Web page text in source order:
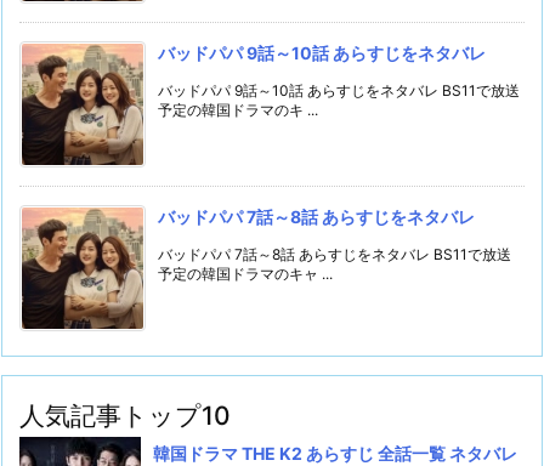
バッドパパ 9話～10話 あらすじをネタバレ
バッドパパ 9話～10話 あらすじをネタバレ BS11で放送
予定の韓国ドラマのキ ...
バッドパパ 7話～8話 あらすじをネタバレ
バッドパパ 7話～8話 あらすじをネタバレ BS11で放送
予定の韓国ドラマのキャ ...
人気記事トップ10
韓国ドラマ THE K2 あらすじ 全話一覧 ネタバレ